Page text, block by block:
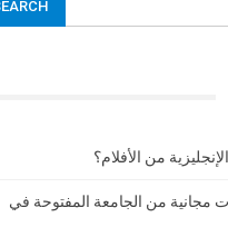
من الأفلام؟
مجانية من الجامعة المفتوحة في